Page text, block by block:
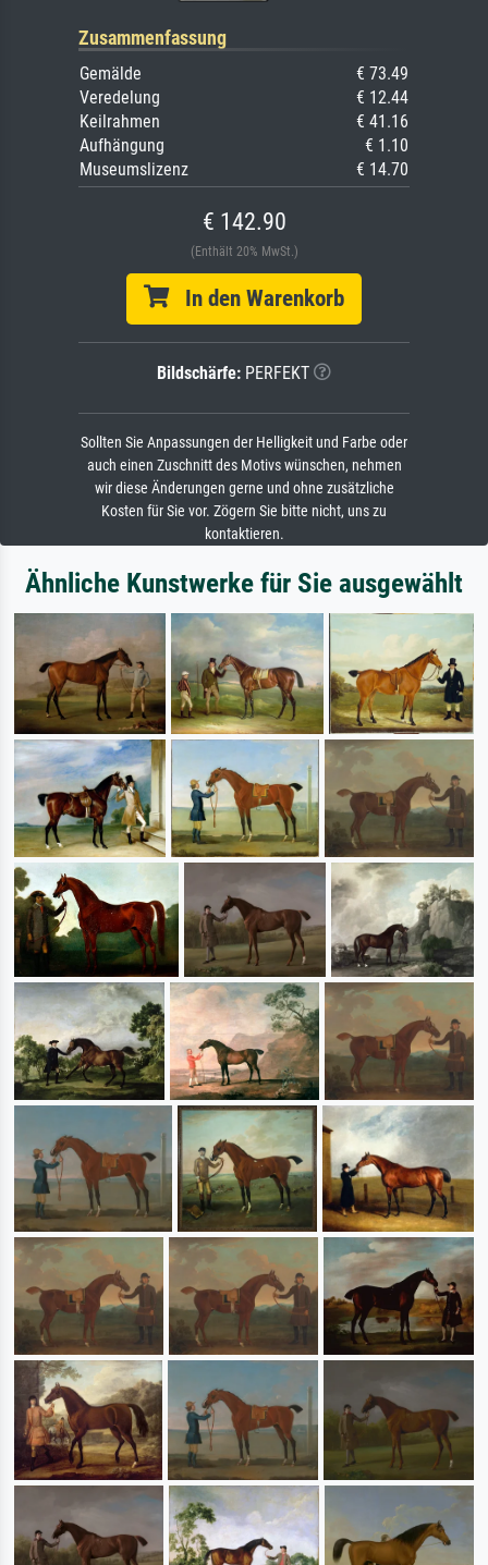
Zusammenfassung
Gemälde
€ 73.49
Veredelung
€ 12.44
Keilrahmen
€ 41.16
Aufhängung
€ 1.10
Museumslizenz
€ 14.70
€ 142.90
(Enthält 20% MwSt.)
In den Warenkorb
Bildschärfe: PERFEKT
Sollten Sie Anpassungen der Helligkeit und Farbe oder
auch einen Zuschnitt des Motivs wünschen, nehmen
wir diese Änderungen gerne und ohne zusätzliche
Kosten für Sie vor. Zögern Sie bitte nicht, uns zu
kontaktieren.
Ähnliche Kunstwerke für Sie ausgewählt